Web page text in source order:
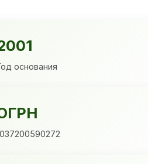
основания